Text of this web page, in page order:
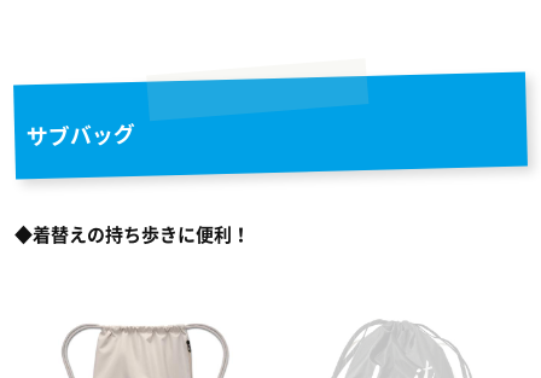
サブバッグ
◆着替えの持ち歩きに便利！